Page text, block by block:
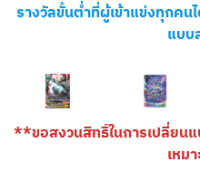
รางวัลขั้นต่ำที่ผู้เข้าแข่งทุกคน
แบบ
**ขอสงวนสิทธิ์ในการเปลี่ยน
เหม